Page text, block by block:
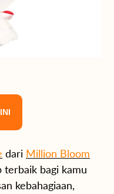
dari Million Bloom
terbaik bagi kamu
kebahagiaan,